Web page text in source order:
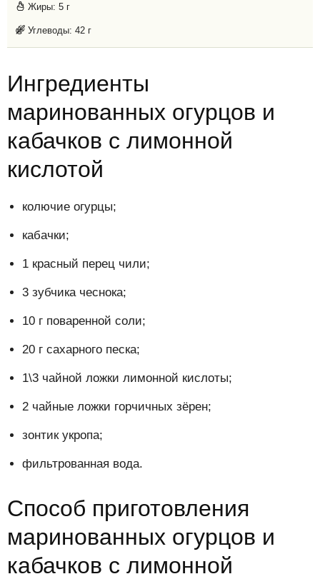
Жиры: 5 г
Углеводы: 42 г
Ингредиенты
маринованных огурцов и
кабачков с лимонной
кислотой
колючие огурцы;
кабачки;
1 красный перец чили;
3 зубчика чеснока;
10 г поваренной соли;
20 г сахарного песка;
1\3 чайной ложки лимонной кислоты;
2 чайные ложки горчичных зёрен;
зонтик укропа;
фильтрованная вода.
Способ приготовления
маринованных огурцов и
кабачков с лимонной